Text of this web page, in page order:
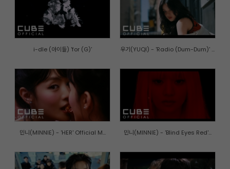
i-dle (아이들) 'for (G)' 우기(YUQI) - 'Radio (Dum-Dum)' ...
민니(MINNIE) - 'HER' Official M... 민니(MINNIE) - 'Blind Eyes Red'...